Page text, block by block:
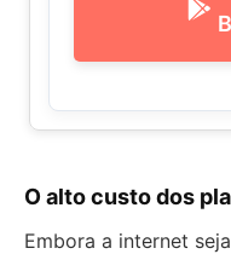
O alto custo dos
Embora a internet